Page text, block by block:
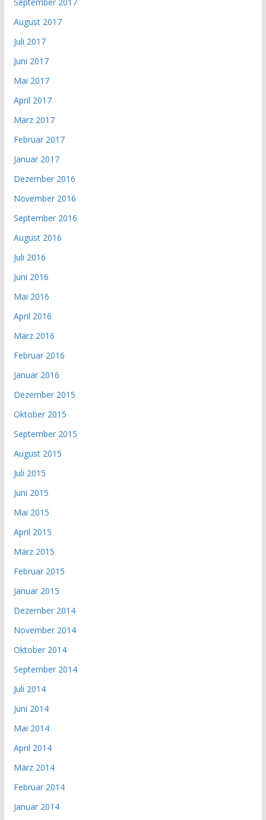
August 2017
Juli 2017
Juni 2017
Mai 2017
April 2017
März 2017
Februar 2017
Januar 2017
Dezember 2016
November 2016
September 2016
August 2016
Juli 2016
Juni 2016
Mai 2016
April 2016
März 2016
Februar 2016
Januar 2016
Dezember 2015
Oktober 2015
September 2015
August 2015
Juli 2015
Juni 2015
Mai 2015
April 2015
März 2015
Februar 2015
Januar 2015
Dezember 2014
November 2014
Oktober 2014
September 2014
Juli 2014
Juni 2014
Mai 2014
April 2014
März 2014
Februar 2014
Januar 2014